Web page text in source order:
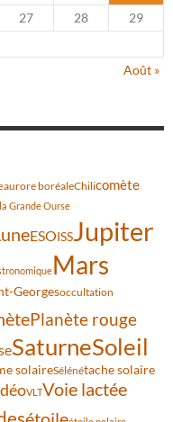
27 28
29
Août »
aurore boréaleChilicomète
Grande Ourse
ESOISSJupiter
Mars
Georgesoccultation
Planète rouge
SaturneSoleil
solaireSélénétache solaire
VLTVoie lactée